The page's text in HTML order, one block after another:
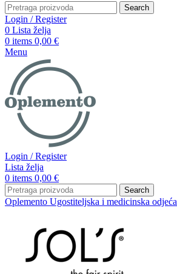
Search
Login / Register
0 Lista želja
0 items 0,00 €
Menu
Login / Register
Lista želja
0 items 0,00 €
Search
Oplemento Ugostiteljska i medicinska odjeća